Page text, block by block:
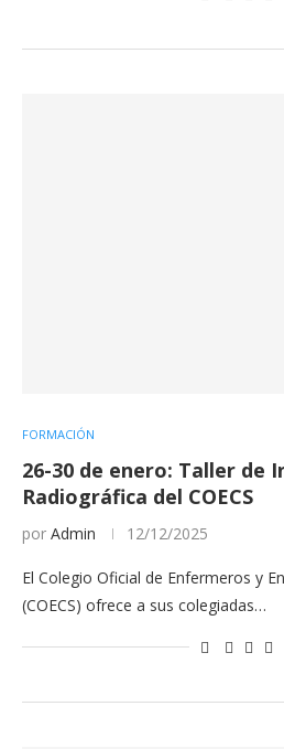
FORMACIÓN
26-30 de enero: Taller de
Radiográfica del COECS
por Admin 12/12/2025
El Colegio Oficial de Enfermeros y
(COECS) ofrece a sus colegiadas…